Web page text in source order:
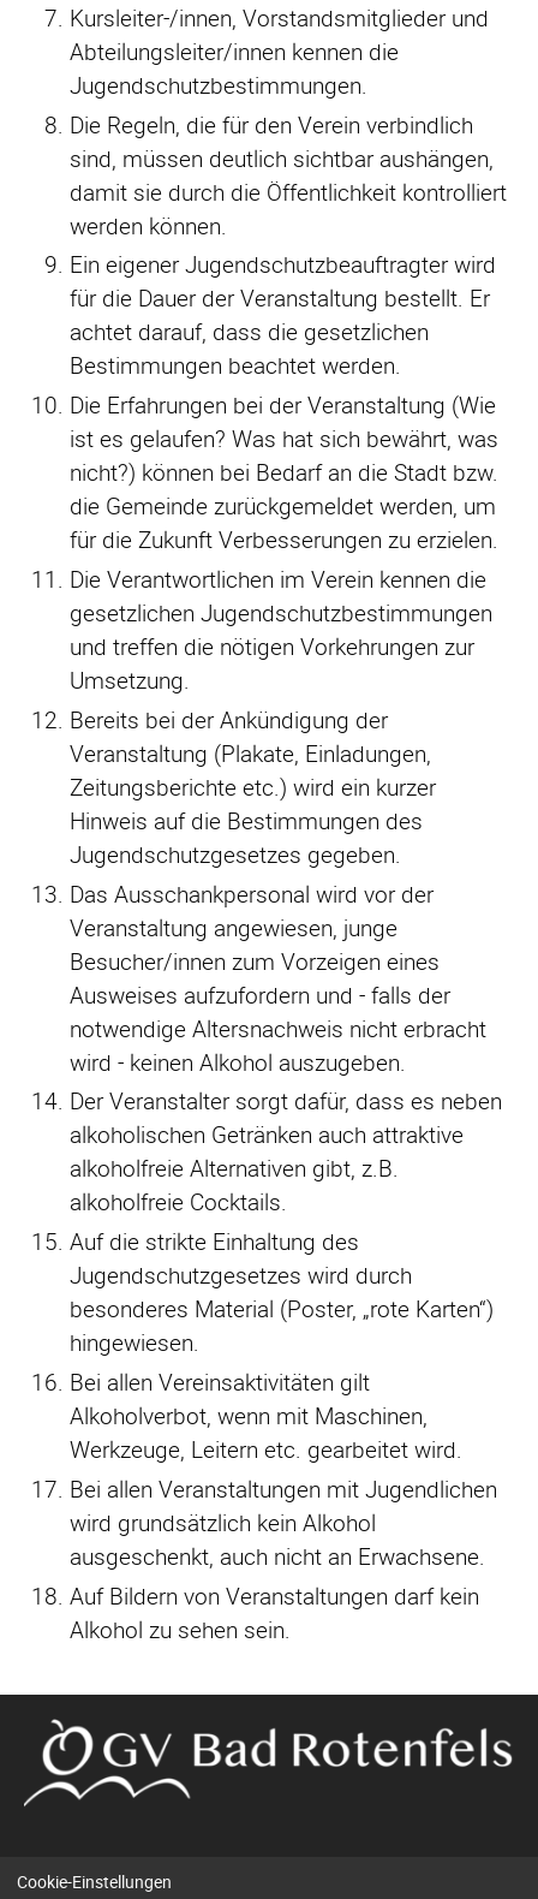
Kursleiter-/innen, Vorstandsmitglieder und
Abteilungsleiter/innen kennen die
Jugendschutzbestimmungen.
Die Regeln, die für den Verein verbindlich
sind, müssen deutlich sichtbar aushängen,
damit sie durch die Öffentlichkeit kontrolliert
werden können.
Ein eigener Jugendschutzbeauftragter wird
für die Dauer der Veranstaltung bestellt. Er
achtet darauf, dass die gesetzlichen
Bestimmungen beachtet werden.
Die Erfahrungen bei der Veranstaltung (Wie
ist es gelaufen? Was hat sich bewährt, was
nicht?) können bei Bedarf an die Stadt bzw.
die Gemeinde zurückgemeldet werden, um
für die Zukunft Verbesserungen zu erzielen.
Die Verantwortlichen im Verein kennen die
gesetzlichen Jugendschutzbestimmungen
und treffen die nötigen Vorkehrungen zur
Umsetzung.
Bereits bei der Ankündigung der
Veranstaltung (Plakate, Einladungen,
Zeitungsberichte etc.) wird ein kurzer
Hinweis auf die Bestimmungen des
Jugendschutzgesetzes gegeben.
Das Ausschankpersonal wird vor der
Veranstaltung angewiesen, junge
Besucher/innen zum Vorzeigen eines
Ausweises aufzufordern und - falls der
notwendige Altersnachweis nicht erbracht
wird - keinen Alkohol auszugeben.
Der Veranstalter sorgt dafür, dass es neben
alkoholischen Getränken auch attraktive
alkoholfreie Alternativen gibt, z.B.
alkoholfreie Cocktails.
Auf die strikte Einhaltung des
Jugendschutzgesetzes wird durch
besonderes Material (Poster, „rote Karten“)
hingewiesen.
Bei allen Vereinsaktivitäten gilt
Alkoholverbot, wenn mit Maschinen,
Werkzeuge, Leitern etc. gearbeitet wird.
Bei allen Veranstaltungen mit Jugendlichen
wird grundsätzlich kein Alkohol
ausgeschenkt, auch nicht an Erwachsene.
Auf Bildern von Veranstaltungen darf kein
Alkohol zu sehen sein.
Cookie-Einstellungen